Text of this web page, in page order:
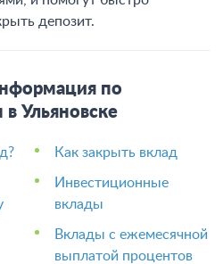
депозит.
по
Ульяновске
Как закрыть вклад
Инвестиционные
вклады
Вклады с ежемесячной
выплатой процентов